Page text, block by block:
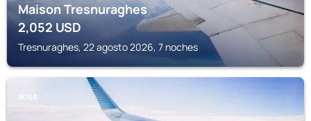
Maison Tresnuraghes
2,052 USD
Tresnuraghes, 22 agosto 2026, 7 noches
BOSA